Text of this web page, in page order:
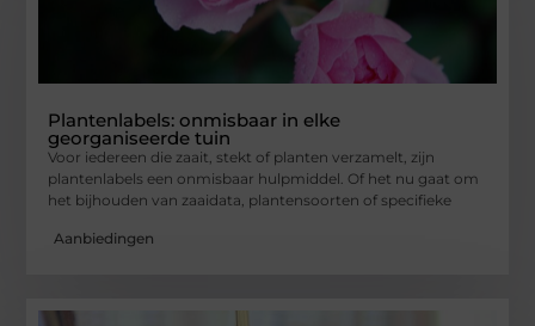
Plantenlabels: onmisbaar in elke
georganiseerde tuin
Voor iedereen die zaait, stekt of planten verzamelt, zijn
plantenlabels een onmisbaar hulpmiddel. Of het nu gaat om
het bijhouden van zaaidata, plantensoorten of specifieke
Aanbiedingen